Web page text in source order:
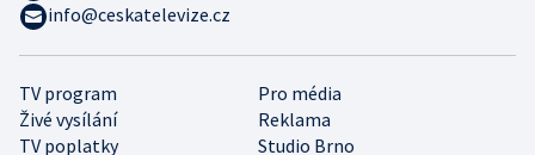
TV program
Pro média
Živé vysílání
Reklama
TV poplatky
Studio Brno
info@ceskatelevize.cz